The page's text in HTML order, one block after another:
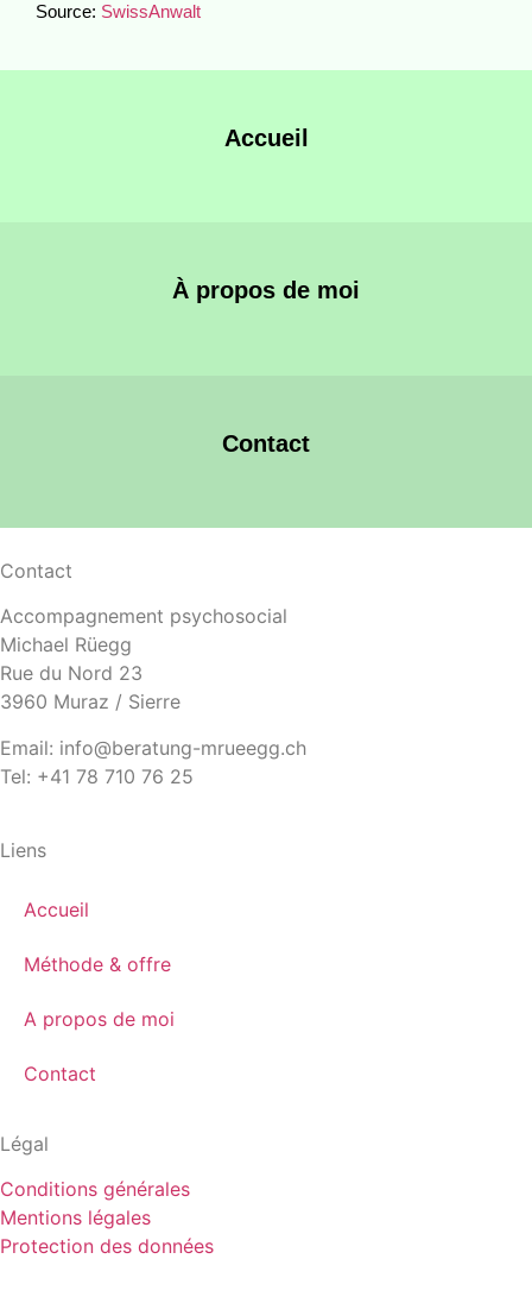
Source: SwissAnwalt
Accueil
À propos de moi
Contact
Contact
Accompagnement psychosocial
Michael Rüegg
Rue du Nord 23
3960 Muraz / Sierre
Email: info@beratung-mrueegg.ch
Tel: +41 78 710 76 25
Liens
Accueil
Méthode & offre
A propos de moi
Contact
Légal
Conditions générales
Mentions légales
Protection des données